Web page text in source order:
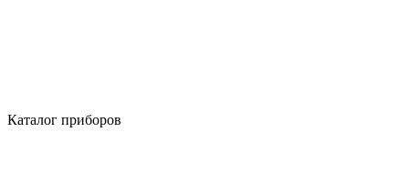
Каталог приборов